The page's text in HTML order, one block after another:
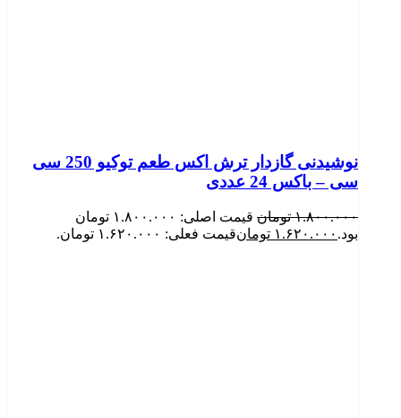
نوشیدنی گازدار ترش اکس طعم توکیو 250 سی
سی – باکس 24 عددی
۱.۸۰۰.۰۰۰ تومان
قیمت اصلی: ۱.۸۰۰.۰۰۰ تومان
بود. ۱.۶۲۰.۰۰۰ تومانقیمت فعلی: ۱.۶۲۰.۰۰۰ تومان.